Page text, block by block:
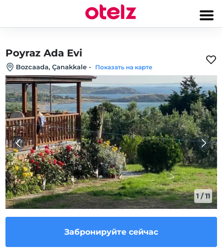
Poyraz Ada Evi
Bozcaada, Çanakkale - Показать на карте
1 /11
Забронируйте сейчас